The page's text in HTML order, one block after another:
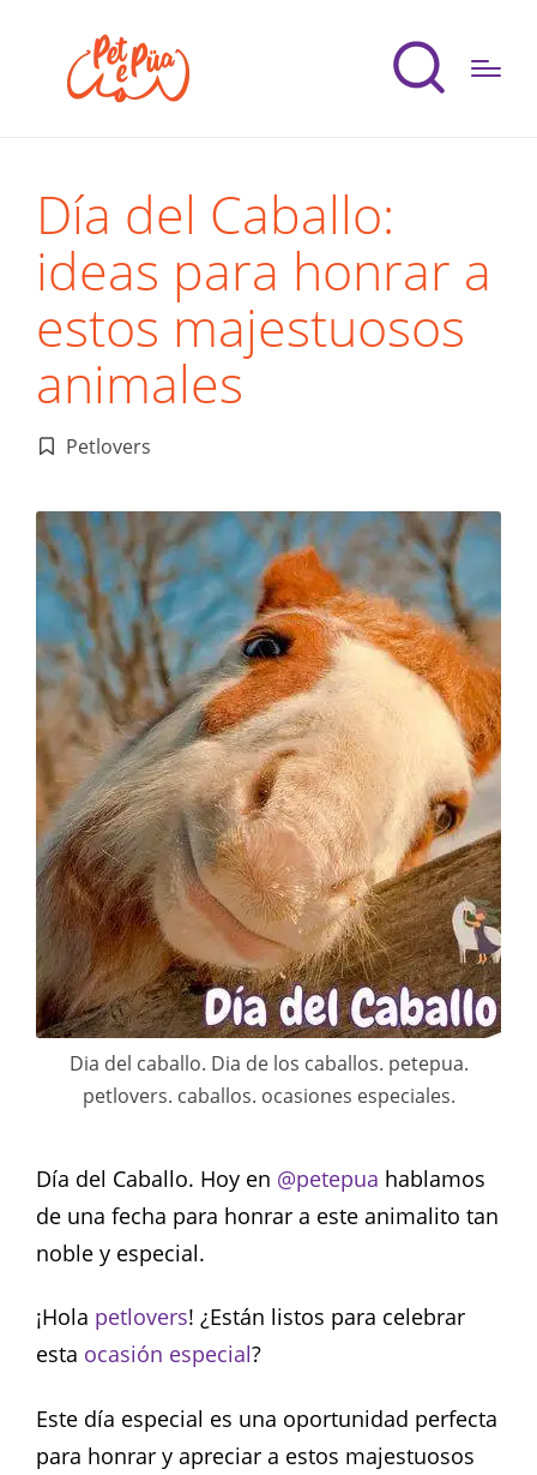
Día del Caballo:
ideas para honrar a
estos majestuosos
animales
Publicado
Petlovers
Dia del caballo. Dia de los caballos. petepua.
petlovers. caballos. ocasiones especiales.
Día del Caballo. Hoy en @petepua hablamos
de una fecha para honrar a este animalito tan
noble y especial.
¡Hola petlovers! ¿Están listos para celebrar
esta ocasión especial?
Este día especial es una oportunidad perfecta
para honrar y apreciar a estos majestuosos